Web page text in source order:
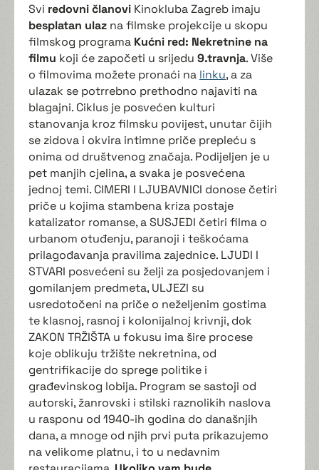
Svi redovni članovi Kinokluba Zagreb imaju
besplatan ulaz na filmske projekcije u skopu
filmskog programa Kućni red: Nekretnine na
filmu koji će započeti u srijedu 9.travnja. Više
o filmovima možete pronaći na linku, a za
ulazak se potrrebno prethodno najaviti na
blagajni. Ciklus je posvećen kulturi
stanovanja kroz filmsku povijest, unutar čijih
se zidova i okvira intimne priče prepleću s
onima od društvenog značaja. Podijeljen je u
pet manjih cjelina, a svaka je posvećena
jednoj temi. CIMERI I LJUBAVNICI donose četiri
priče u kojima stambena kriza postaje
katalizator romanse, a SUSJEDI četiri filma o
urbanom otuđenju, paranoji i teškoćama
prilagođavanja pravilima zajednice. LJUDI I
STVARI posvećeni su želji za posjedovanjem i
gomilanjem predmeta, ULJEZI su
usredotočeni na priče o neželjenim gostima
te klasnoj, rasnoj i kolonijalnoj krivnji, dok
ZAKON TRŽIŠTA u fokusu ima šire procese
koje oblikuju tržište nekretnina, od
gentrifikacije do sprege politike i
građevinskog lobija. Program se sastoji od
autorski, žanrovski i stilski raznolikih naslova
u rasponu od 1940-ih godina do današnjih
dana, a mnoge od njih prvi puta prikazujemo
na velikome platnu, i to u nedavnim